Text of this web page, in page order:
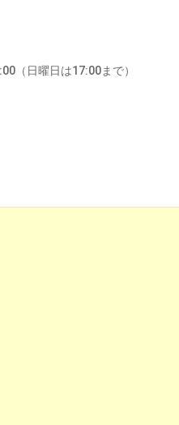
（日曜日は17:00まで）